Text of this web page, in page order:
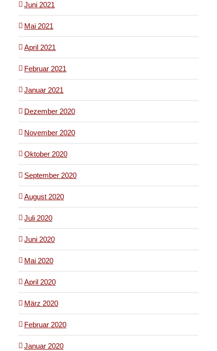
Juni 2021
Mai 2021
April 2021
Februar 2021
Januar 2021
Dezember 2020
November 2020
Oktober 2020
September 2020
August 2020
Juli 2020
Juni 2020
Mai 2020
April 2020
März 2020
Februar 2020
Januar 2020